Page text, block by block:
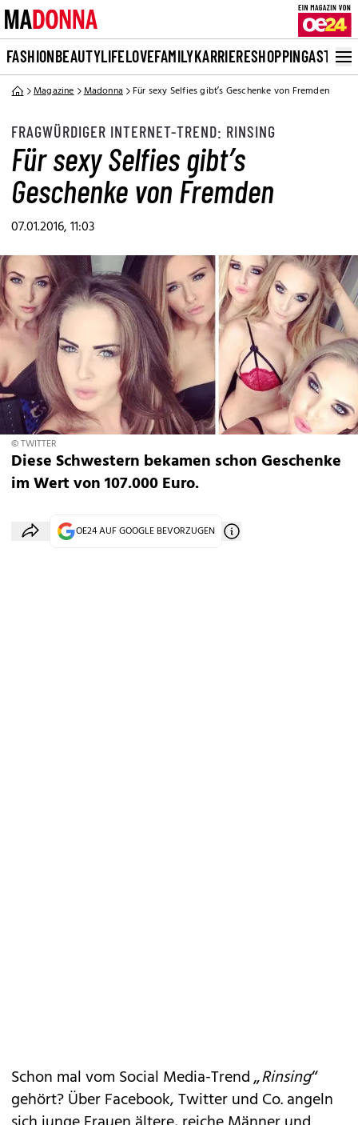
FASHIONBEAUTYLIFELOVEFAMILYKARRIERESHOPPINGASTRO
Magazine Madonna Für sexy Selfies gibt’s Geschenke von Fremden
FRAGWÜRDIGER INTERNET-TREND: RINSING
Für sexy Selfies gibt’s
Geschenke von Fremden
07.01.2016, 11:03
© TWITTER
Diese Schwestern bekamen schon Geschenke
im Wert von 107.000 Euro.
OE24 AUF GOOGLE BEVORZUGEN
Schon mal vom Social Media-Trend„Rinsing“
gehört? Über Facebook, Twitter und Co. angeln